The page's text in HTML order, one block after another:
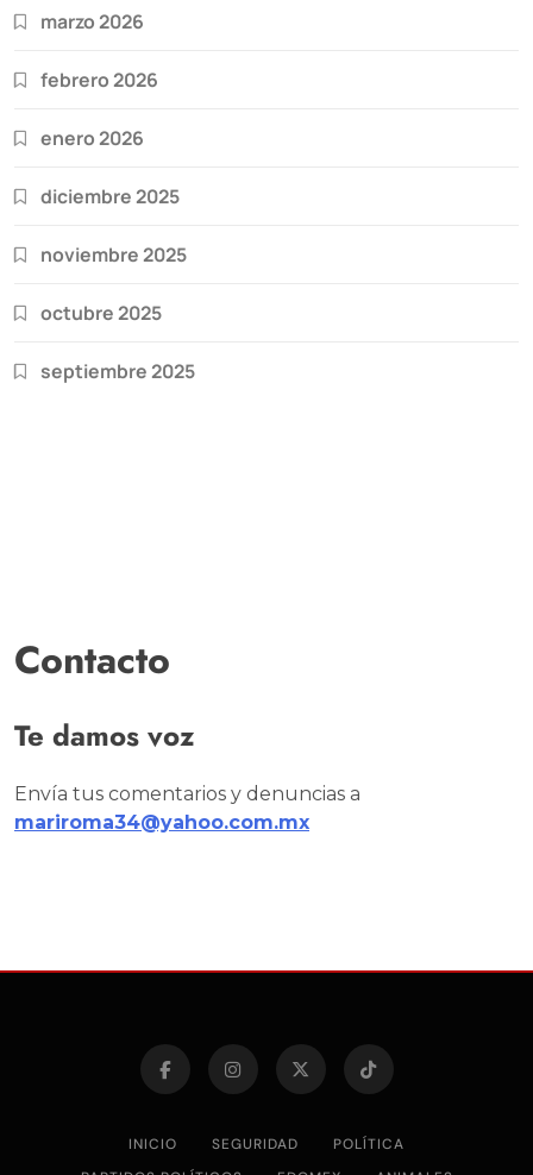
marzo 2026
febrero 2026
enero 2026
diciembre 2025
noviembre 2025
octubre 2025
septiembre 2025
Contacto
Te damos voz
Envía tus comentarios y denuncias a
mariroma34@yahoo.com.mx
INICIO SEGURIDAD
POLÍTICA